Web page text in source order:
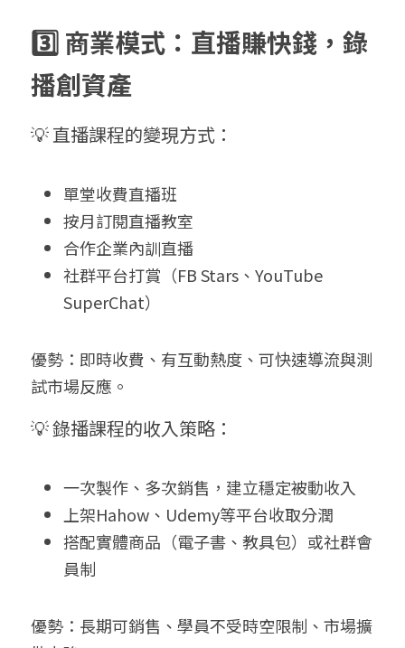
3️⃣ 商業模式：直播賺快錢，錄
播創資產
💡 直播課程的變現方式：
單堂收費直播班
按月訂閱直播教室
合作企業內訓直播
社群平台打賞（FB Stars、YouTube
SuperChat）
優勢：即時收費、有互動熱度、可快速導流與測
試市場反應。
💡 錄播課程的收入策略：
一次製作、多次銷售，建立穩定被動收入
上架Hahow、Udemy等平台收取分潤
搭配實體商品（電子書、教具包）或社群會
員制
優勢：長期可銷售、學員不受時空限制、市場擴